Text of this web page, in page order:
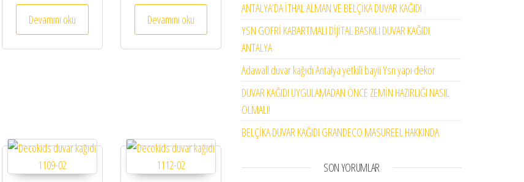
Devamını oku Devamını oku
ANTALYA’DA İTHAL ALMAN VE BELÇİKA DUVAR KAĞIDI .
YSN GOFRİ KABARTMALI DİJİTAL BASKILI DUVAR KAĞIDI
ANTALYA
Adawall duvar kağıdı Antalya yetkili bayii Ysn yapı dekor
DUVAR KAĞIDI UYGULAMADAN ÖNCE ZEMİN HAZIRLIĞI NASIL
OLMALI!
BELÇİKA DUVAR KAĞIDI GRANDECO MASUREEL HAKKINDA
SON YORUMLAR